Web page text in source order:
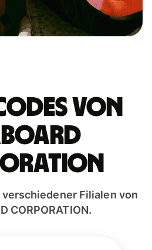
von
Filialen von
CORPORATION.